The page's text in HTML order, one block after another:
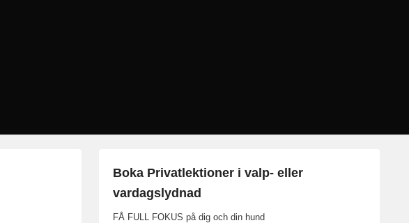
Boka Privatlektioner i valp- eller
vardagslydnad
FÅ FULL FOKUS på dig och din hund